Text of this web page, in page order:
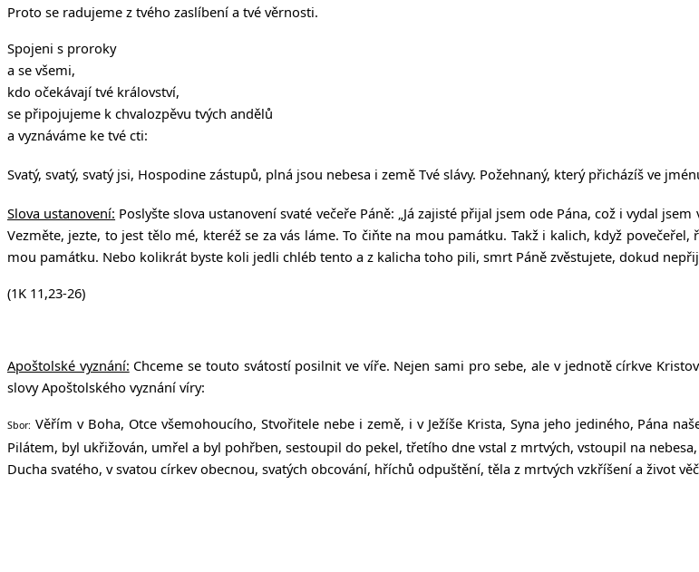
Proto se radujeme z tvého zaslíbení a tvé věrnosti.
Spojeni s proroky
a se všemi,
kdo očekávají tvé království,
se připojujeme k chvalozpěvu tvých andělů
a vyznáváme ke tvé cti:
Svatý, svatý, svatý jsi, Hospodine zástupů, plná jsou nebesa i země Tvé slávy. Požehnaný, který přicházíš ve
Slova ustanovení: Poslyšte slova ustanovení svaté večeře Páně: „Já zajisté přijal jsem ode Pána, což i vydal
Vezměte, jezte, to jest tělo mé, kteréž se za vás láme. To čiňte na mou památku. Takž i kalich, když
mou památku. Nebo kolikrát byste koli jedli chléb tento a z kalicha toho pili, smrt Páně zvěstujete, dokud
(1K 11,23-26)
Apoštolské vyznání: Chceme se touto svátostí posilnit ve víře. Nejen sami pro sebe, ale v jednotě církve
slovy Apoštolského vyznání víry:
Sbor: Věřím v Boha, Otce všemohoucího, Stvořitele nebe i země, i v Ježíše Krista, Syna jeho jediného, Pána
Pilátem, byl ukřižován, umřel a byl pohřben, sestoupil do pekel, třetího dne vstal z mrtvých, vstoupil na
Ducha svatého, v svatou církev obecnou, svatých obcování, hříchů odpuštění, těla z mrtvých vzkříšení a život